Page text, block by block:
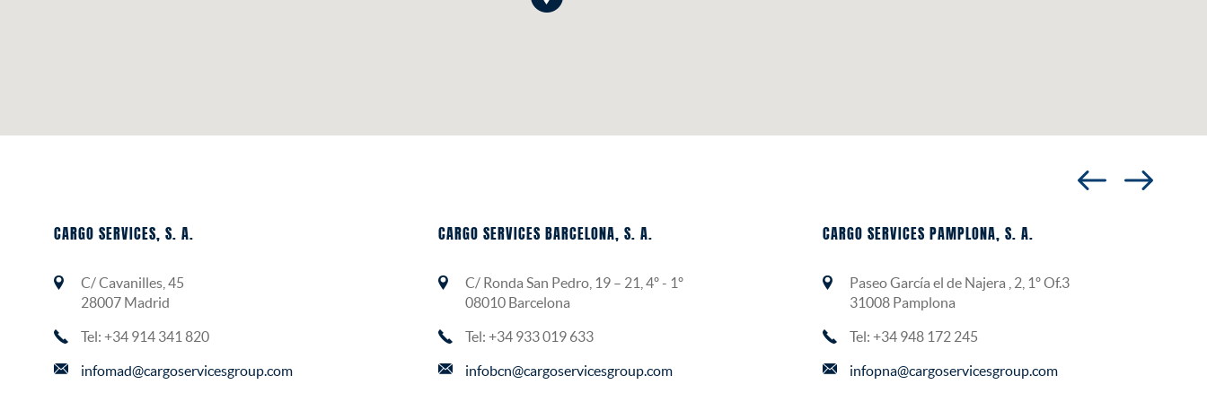
CARGO SERVICES, S. A.
C/ Cavanilles, 45
28007 Madrid
Tel: +34 914 341 820
infomad@cargoservicesgroup.com
CARGO SERVICES BARCELONA, S. A.
C/ Ronda San Pedro, 19 – 21, 4º - 1º
08010 Barcelona
Tel: +34 933 019 633
infobcn@cargoservicesgroup.com
CARGO SERVICES PAMPLONA, S. A.
Paseo García el de Najera , 2, 1º Of.3
31008 Pamplona
Tel: +34 948 172 245
infopna@cargoservicesgroup.com